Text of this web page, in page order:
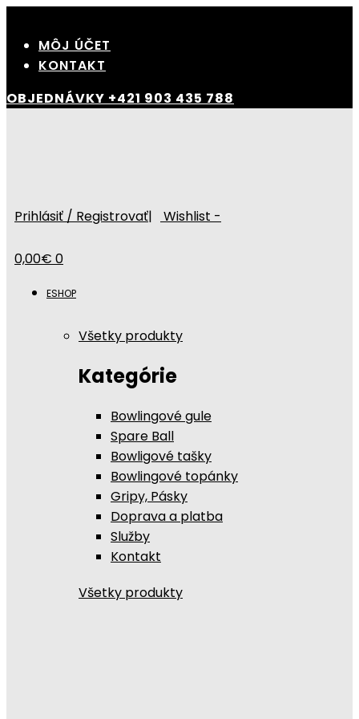
content
MÔJ ÚČET
KONTAKT
OBJEDNÁVKY +421 903 435 788
Prihlásiť / Registrovať| Wishlist -
0,00€ 0
ESHOP
Všetky produkty
Kategórie
Bowlingové gule
Spare Ball
Bowligové tašky
Bowlingové topánky
Gripy, Pásky
Doprava a platba
Služby
Kontakt
Všetky produkty